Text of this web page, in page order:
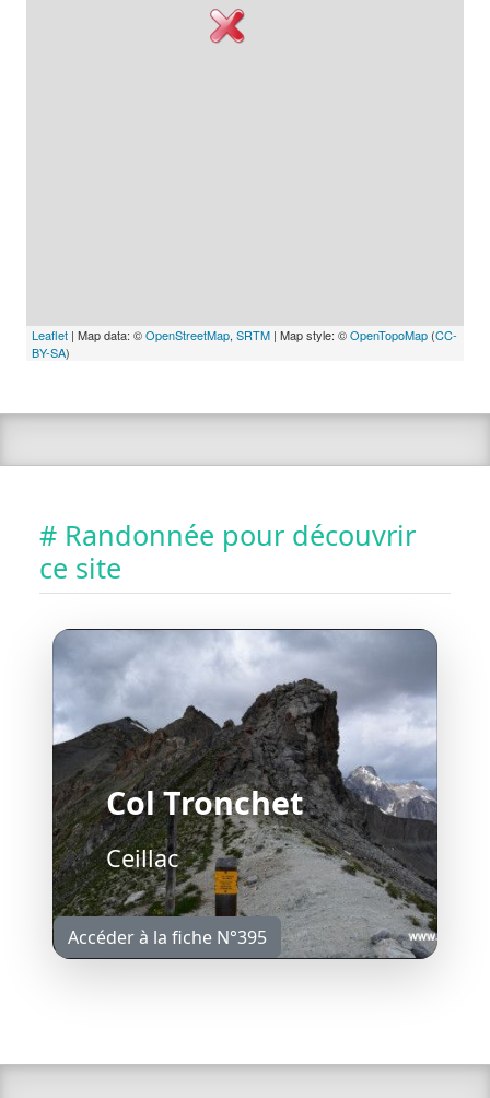
Leaflet | Map data: ©OpenStreetMap, SRTM | Map style: ©OpenTopoMap (CC-
BY-SA)
# Randonnée pour découvrir
ce site
Col Tronchet
Ceillac
Accéder à la fiche N°395